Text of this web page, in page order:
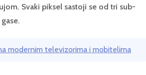
Svaki piksel sastoji se od tri sub-
modernim televizorima i mobitelima